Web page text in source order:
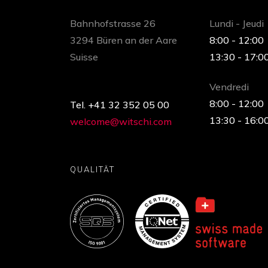
Bahnhofstrasse 26
3294 Büren an der Aare
Suisse
Tel. +41 32 352 05 00
welcome@witschi.com
Lundi - Jeudi
8:00 - 12:00
13:30 -
Vendredi
8:00 - 12:00
13:30 -
QUALITÄT